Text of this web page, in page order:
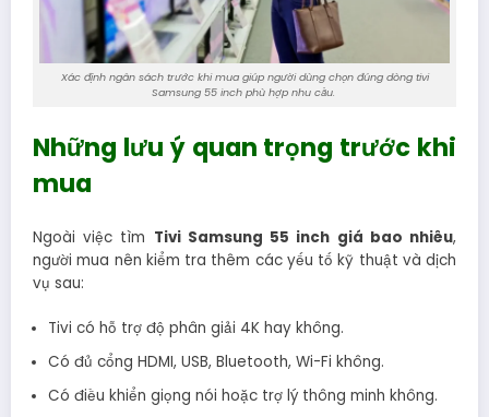
Xác định ngân sách trước khi mua giúp người dùng chọn đúng dòng tivi
Samsung 55 inch phù hợp nhu cầu.
Những lưu ý quan trọng trước khi
mua
Ngoài việc tìm Tivi Samsung 55 inch giá bao nhiêu,
người mua nên kiểm tra thêm các yếu tố kỹ thuật và dịch
vụ sau:
Tivi có hỗ trợ độ phân giải 4K hay không.
Có đủ cổng HDMI, USB, Bluetooth, Wi-Fi không.
Có điều khiển giọng nói hoặc trợ lý thông minh không.